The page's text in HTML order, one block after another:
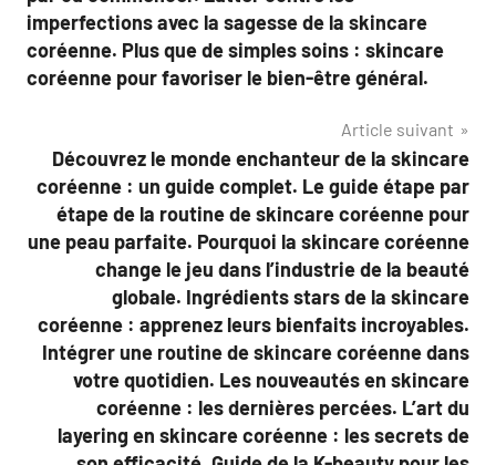
imperfections avec la sagesse de la skincare
coréenne. Plus que de simples soins : skincare
coréenne pour favoriser le bien-être général.
Article suivant
Découvrez le monde enchanteur de la skincare
coréenne : un guide complet. Le guide étape par
étape de la routine de skincare coréenne pour
une peau parfaite. Pourquoi la skincare coréenne
change le jeu dans l’industrie de la beauté
globale. Ingrédients stars de la skincare
coréenne : apprenez leurs bienfaits incroyables.
Intégrer une routine de skincare coréenne dans
votre quotidien. Les nouveautés en skincare
coréenne : les dernières percées. L’art du
layering en skincare coréenne : les secrets de